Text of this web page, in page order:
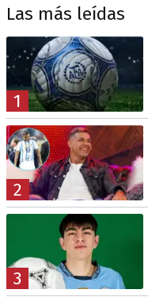
Las más leídas
1
2
3